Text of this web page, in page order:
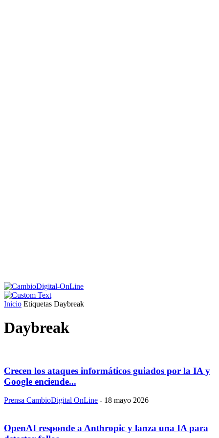
Inicio Etiquetas Daybreak
Daybreak
Crecen los ataques informáticos guiados por la IA y
Google enciende...
Prensa CambioDigital OnLine - 18 mayo 2026
OpenAI responde a Anthropic y lanza una IA para